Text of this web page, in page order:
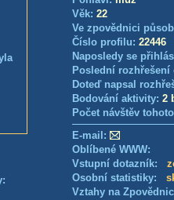
Věk: 22
Ve zpovědnici
Číslo profilu: 22446
Naposledy se
Poslední
Doteď napsal
Bodování aktivity: 2
Počet návštěv
E-mail:
Oblíbené WWW:
Vstupní dotazník:
Osobní statistiky:
Vztahy na